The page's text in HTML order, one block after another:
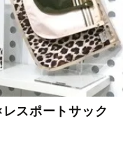
スポートサック